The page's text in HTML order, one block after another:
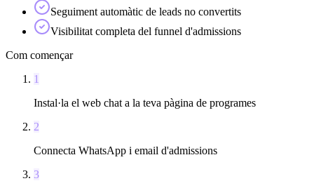
Seguiment automàtic de leads no convertits
Visibilitat completa del funnel d'admissions
Com començar
1
Instal·la el web chat a la teva pàgina de programes
2
Connecta WhatsApp i email d'admissions
3